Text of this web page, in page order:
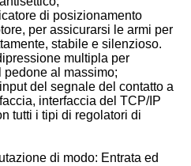
di posizionamento
per assicurarsi le armi per
stabile e silenzioso.
multipla per
pedone al massimo;
del segnale del contatto a
interfaccia del TCP/IP
tutti i tipi di regolatori di
di modo: Entrata ed